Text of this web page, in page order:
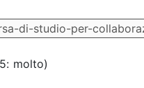
molto)